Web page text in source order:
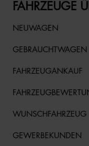
FAHRZEUGE
NEUWAGEN
GEBRAUCHTWAGEN
FAHRZEUGANKAUF
WUNSCHFAHRZEUG
GEWERBEKUNDEN